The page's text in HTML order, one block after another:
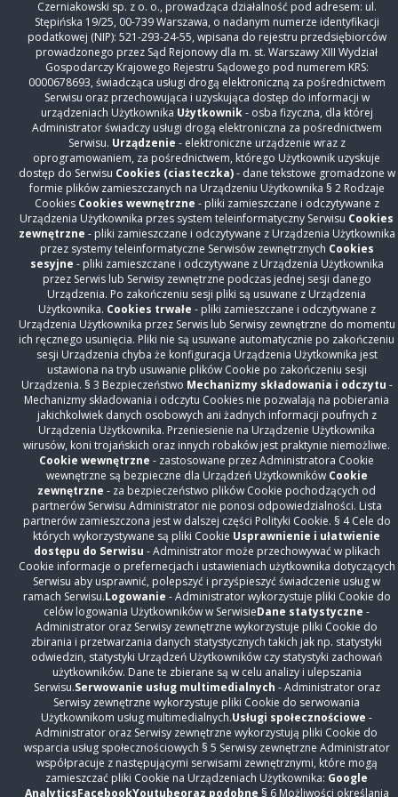
KONTAKT
Szpital Czerniakowski sp. z o. o.
ul. Stępińska 19/25
00-739 Warszawa
Centrala+48 22 31 86 000
Rejestracja Oddziały+48 22 31 86 306
Rejestracja Przychodnia+48 22 15 01 860
Warszawskie Centrum Kompleksowego Leczenia
Otyłości i Chirurgii Bariatrycznej
Rejestracja+48 514 869 490
otylosc@szpitalczerniakowski.waw.pl
Nasz szpital
Oddziały
Przychodnia
Świadczenia odpłatne
Diagnostyka
Szybka terapia onkologiczna
Z życia szpitala
Z życia lekarza
Opinie i podziękowania pacjentów
Galeria
Inwestycje
Współpraca
Praca i konkursy ofert
Dla mediów
Fundusze unijne
RODO
Cyberbezpieczeństwo
Zamówienia Publiczne
Sprzedaż
BIP
Czerniakowski sp. z o. o., prowadząca działalność pod adresem: ul.
Stępińska 19/25, 00-739 Warszawa, o nadanym numerze identyfikacji
podatkowej (NIP): 521-293-24-55, wpisana do rejestru przedsiębiorców
prowadzonego przez Sąd Rejonowy dla m. st. Warszawy XIII Wydział
Gospodarczy Krajowego Rejestru Sądowego pod numerem KRS:
0000678693, świadcząca usługi drogą elektroniczną za pośrednictwem
Serwisu oraz przechowująca i uzyskująca dostęp do informacji w
urządzeniach Użytkownika Użytkownik- osba fizyczna, dla której
Administrator świadczy usługi drogą elektroniczna za pośrednictwem
Serwisu. Urządzenie - elektroniczne urządzenie wraz z
oprogramowaniem, za pośrednictwem, którego Użytkownik uzyskuje
dostęp do Serwisu Cookies (ciasteczka)- dane tekstowe gromadzone w
formie plików zamieszczanych na Urządzeniu Użytkownika § 2 Rodzaje
Cookies Cookies wewnętrzne - pliki zamieszczane i odczytywane z
Urządzenia Użytkownika przes system teleinformatyczny Serwisu Cookies
zewnętrzne - pliki zamieszczane i odczytywane z Urządzenia Użytkownika
przez systemy teleinformatyczne Serwisów zewnętrznych Cookies
sesyjne - pliki zamieszczane i odczytywane z Urządzenia Użytkownika
przez Serwis lub Serwisy zewnętrzne podczas jednej sesji danego
Urządzenia. Po zakończeniu sesji pliki są usuwane z Urządzenia
Użytkownika. Cookies trwałe - pliki zamieszczane i odczytywane z
Urządzenia Użytkownika przez Serwis lub Serwisy zewnętrzne do momentu
ich ręcznego usunięcia. Pliki nie są usuwane automatycznie po zakończeniu
sesji Urządzenia chyba że konfiguracja Urządzenia Użytkownika jest
ustawiona na tryb usuwanie plików Cookie po zakończeniu sesji
Urządzenia. § 3 Bezpieczeństwo Mechanizmy składowania i odczytu -
Mechanizmy składowania i odczytu Cookies nie pozwalają na pobierania
jakichkolwiek danych osobowych ani żadnych informacji poufnych z
Urządzenia Użytkownika. Przeniesienie na Urządzenie Użytkownika
wirusów, koni trojańskich oraz innych robaków jest praktynie niemożliwe.
Cookie wewnętrzne - zastosowane przez Administratora Cookie
wewnętrzne są bezpieczne dla Urządzeń Użytkowników Cookie
zewnętrzne - za bezpieczeństwo plików Cookie pochodzących od
partnerów Serwisu Administrator nie ponosi odpowiedzialności. Lista
partnerów zamieszczona jest w dalszej części Polityki Cookie. § 4 Cele do
których wykorzystywane są pliki Cookie Usprawnienie i ułatwienie
dostępu do Serwisu - Administrator może przechowywać w plikach
Cookie informacje o prefernecjach i ustawieniach użytkownika dotyczących
Serwisu aby usprawnić, polepszyć i przyśpieszyć świadczenie usług w
ramach Serwisu.Logowanie - Administrator wykorzystuje pliki Cookie do
celów logowania Użytkowników w SerwisieDane statystyczne -
Administrator oraz Serwisy zewnętrzne wykorzystuje pliki Cookie do
zbirania i przetwarzania danych statystycznych takich jak np. statystyki
odwiedzin, statystyki Urządzeń Użytkowników czy statystyki zachowań
użytkowników. Dane te zbierane są w celu analizy i ulepszania
Serwisu.Serwowanie usług multimedialnych - Administrator oraz
Serwisy zewnętrzne wykorzystuje pliki Cookie do serwowania
Użytkownikom usług multimedialnych.Usługi społecznościowe -
Administrator oraz Serwisy zewnętrzne wykorzystują pliki Cookie do
wsparcia usług społecznościowych § 5 Serwisy zewnętrzne Administrator
współpracuje z następującymi serwisami zewnętrznymi, które mogą
zamieszczać pliki Cookie na Urządzeniach Użytkownika: Google
AnalyticsFacebookYoutubeoraz podobne § 6 Możliwości określania